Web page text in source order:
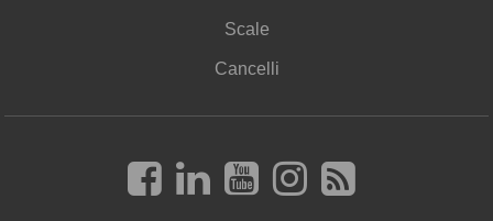
Scale
Cancelli